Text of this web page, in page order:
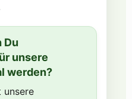
Du
unsere
werden?
unsere